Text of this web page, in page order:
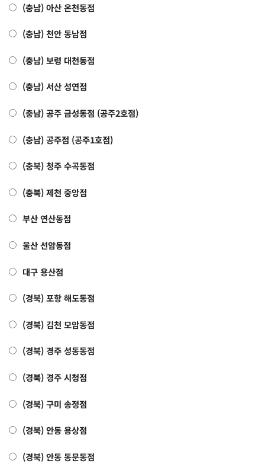
(충남) 아산 온천동점
(충남) 천안 동남점
(충남) 보령 대천동점
(충남) 서산 성연점
(충남) 공주 금성동점 (공주2호점)
(충남) 공주점 (공주1호점)
(충북) 청주 수곡동점
(충북) 제천 중앙점
부산 연산동점
울산 선암동점
대구 용산점
(경북) 포항 해도동점
(경북) 김천 모암동점
(경북) 경주 성동동점
(경북) 경주 시청점
(경북) 구미 송정점
(경북) 안동 용상점
(경북) 안동 동문동점